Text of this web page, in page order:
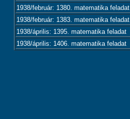
1938/február: 1380. matematika feladat
1938/február: 1383. matematika feladat
1938/április: 1395. matematika feladat
1938/április: 1406. matematika feladat